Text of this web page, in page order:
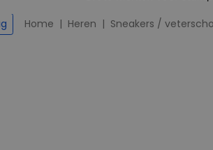
Home Heren Sneakers /